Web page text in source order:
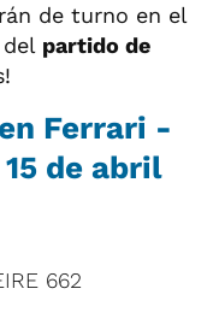
de turno en el
partido de
Ferrari -
de abril
662